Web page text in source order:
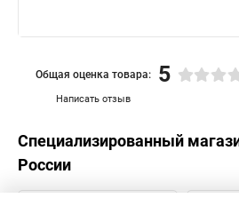
Написать отзыв
Общая оценка товара: 5
Специализированный
России